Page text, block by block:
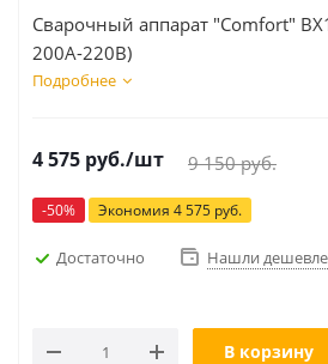
Сварочный аппарат "Comfort"
200А-220В)
Подробнее
4 575 руб./шт 9 150руб.
-50% Экономия 4 575 руб.
Достаточно Нашли
В корзину